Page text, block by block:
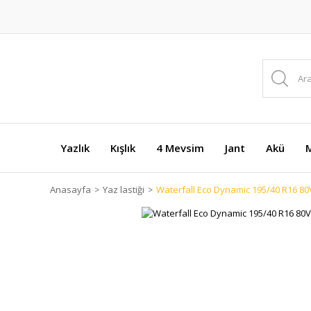
Yazlık Kışlık 4 Mevsim Jant Akü
Anasayfa Yaz lastiği Waterfall Eco Dynamic 195/40 R16